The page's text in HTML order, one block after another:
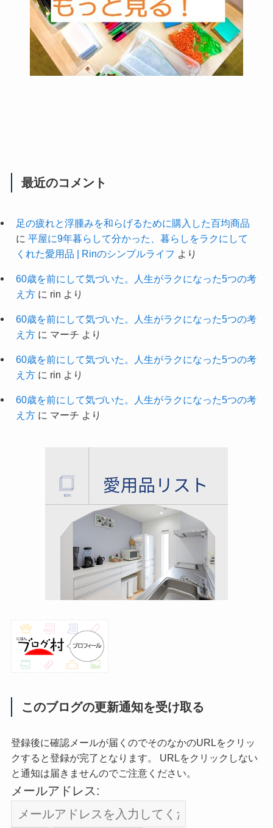
最近のコメント
足の疲れと浮腫みを和らげるために購入した百均商品
に 平屋に9年暮らして分かった、暮らしをラクにして
くれた愛用品 | Rinのシンプルライフ より
60歳を前にして気づいた。人生がラクになった5つの考
え方に rin より
60歳を前にして気づいた。人生がラクになった5つの考
え方に マーチ より
60歳を前にして気づいた。人生がラクになった5つの考
え方に rin より
60歳を前にして気づいた。人生がラクになった5つの考
え方に マーチ より
このブログの更新通知を受け取る
登録後に確認メールが届くのでそのなかのURLをクリッ
クすると登録が完了となります。 URLをクリックしない
と通知は届きませんのでご注意ください。
メールアドレス: